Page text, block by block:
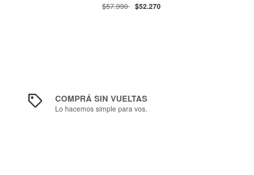
$57.990 $52.270
COMPRÁ SIN VUELTAS
Lo hacemos simple para vos.